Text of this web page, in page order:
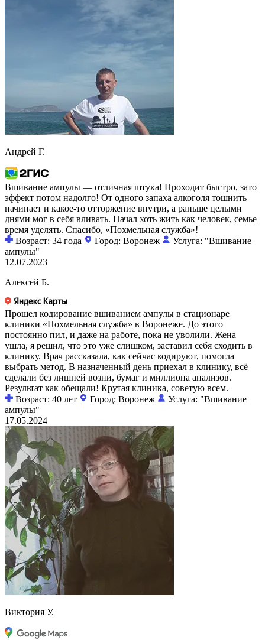
Андрей Г.
Вшивание ампулы — отличная штука! Проходит быстро, зато
эффект потом надолго! От одного запаха алкоголя тошнить
начинает и какое-то отторжение внутри, а раньше целыми
днями мог в себя вливать. Начал хоть жить как человек, семье
время уделять. Спасибо, «Похмельная служба»!
Возраст: 34 года
Город: Воронеж
Услуга: "Вшивание
ампулы"
12.07.2023
Алексей Б.
Прошел кодирование вшиванием ампулы в стационаре
клиники «Похмельная служба» в Воронеже. До этого
постоянно пил, и даже на работе, пока не уволили. Жена
ушла, я решил, что это уже слишком, заставил себя сходить в
клинику. Врач рассказала, как сейчас кодируют, помогла
выбрать метод. В назначенный день приехал в клинику, всё
сделали без лишней возни, бумаг и миллиона анализов.
Результат как обещали! Крутая клиника, советую всем.
Возраст: 40 лет
Город: Воронеж
Услуга: "Вшивание
ампулы"
17.05.2024
Виктория У.